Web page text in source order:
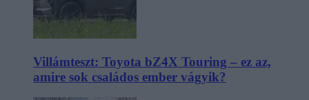
Villámteszt: Toyota bZ4X Touring – ez az,
amire sok családos ember vágyik?